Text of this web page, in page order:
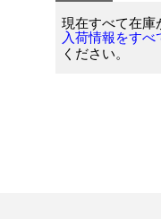
現在すべて在庫
入荷情報をすべ
ください。